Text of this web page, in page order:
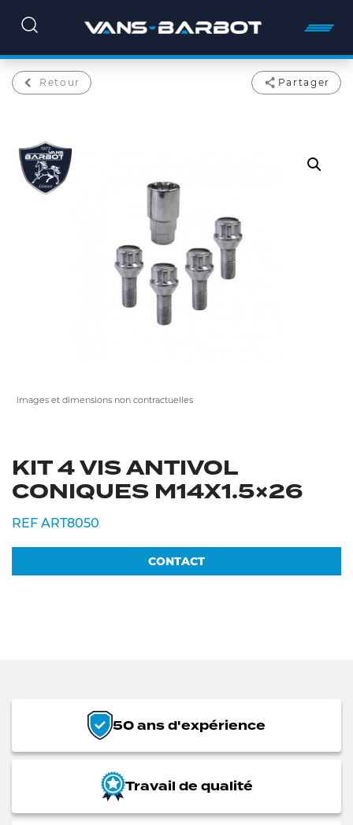
images et dimensions non contractuelles
KIT 4 VIS ANTIVOL
CONIQUES M14X1.5×26
REF ART8050
CONTACT
Retour Partager
50 ans d'expérience
Travail de qualité